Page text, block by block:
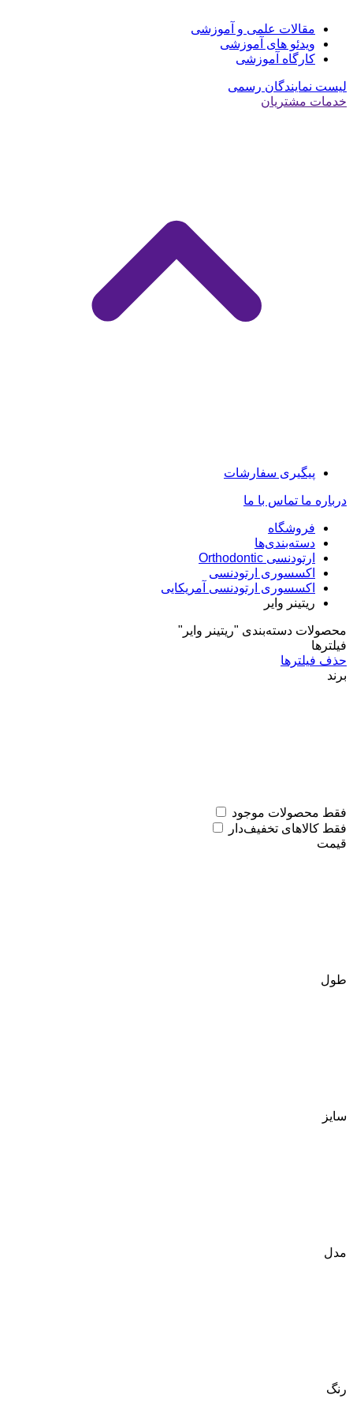
مقالات علمی و آموزشی
ویدئو های آموزشی
کارگاه آموزشی
لیست نمایندگان رسمی
خدمات مشتریان
پیگیری سفارشات
درباره ما تماس با ما
فروشگاه
دسته‌بندی‌ها
ارتودنسی Orthodontic
اکسسوری ارتودنسی
اکسسوری ارتودنسی آمریکایی
ریتینر وایر
محصولات دسته‌بندی "ریتینر وایر"
فیلترها
حذف فیلترها
برند
فقط محصولات موجود
فقط کالاهای تخفیف‌دار
قیمت
طول
سایز
مدل
رنگ